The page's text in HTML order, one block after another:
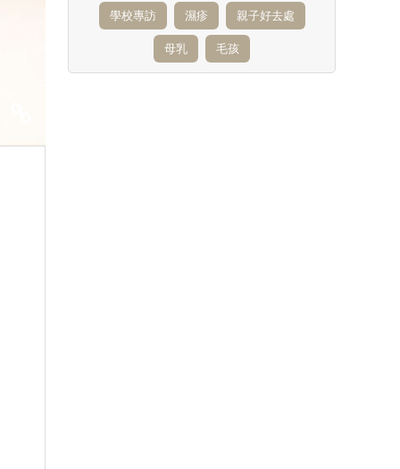
學校專訪 濕疹 親子好去處
母乳 毛孩